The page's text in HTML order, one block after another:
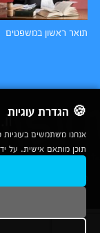
תואר ראשון במשפטים
© כל הזכויות שמורות לחברת
🍪 הגדרת עוגיות
אנחנו משתמשים
תוכן מותאם אישית. על